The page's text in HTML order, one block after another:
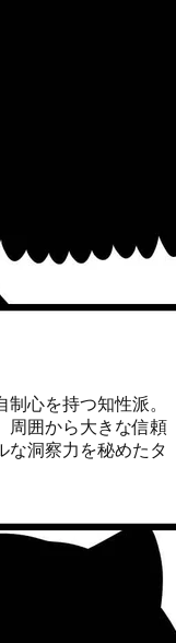
心を持つ知性派。
周囲から大きな信頼
な洞察力を秘めたタ